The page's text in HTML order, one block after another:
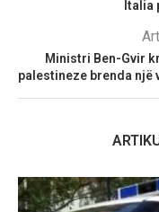
Italia
Ministri Ben-Gvir
palestineze brenda një